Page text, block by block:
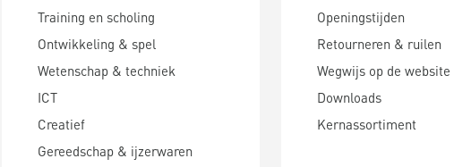
Training en scholing
Ontwikkeling & spel
Wetenschap & techniek
ICT
Creatief
Gereedschap & ijzerwaren
Openingstijden
Retourneren & ruilen
Wegwijs op de website
Downloads
Kernassortiment